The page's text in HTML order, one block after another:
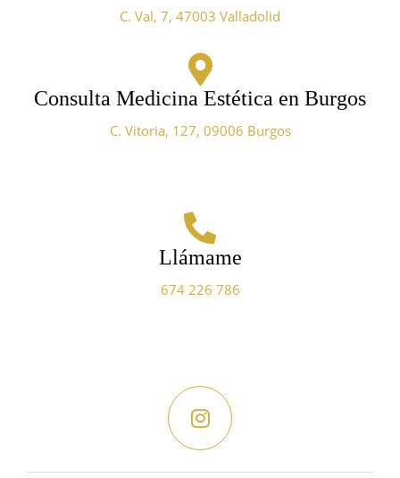
C. Val, 7, 47003 Valladolid
Consulta Medicina Estética en Burgos
C. Vitoria, 127, 09006 Burgos
Llámame
674 226 786